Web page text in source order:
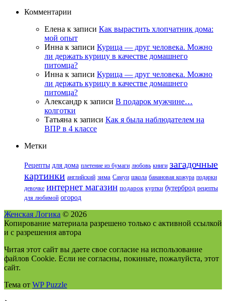
Комментарии
Елена к записи Как вырастить хлопчатник дома:
мой опыт
Инна к записи Курица — друг человека. Можно
ли держать курицу в качестве домашнего
питомца?
Инна к записи Курица — друг человека. Можно
ли держать курицу в качестве домашнего
питомца?
Александр к записи В подарок мужчине…
колготки
Татьяна к записи Как я была наблюдателем на
ВПР в 4 классе
Метки
Рецепты для дома плетение из бумаги любовь книги загадочные
картинки английский зима Самуи школа банановая кожура подарки
девочке интернет магазин подарок куртки бутерброд рецепты
для любимой огород
Женская Логика © 2026
Копирование материала разрешено только с активной ссылкой
и с разрешения автора
Читая этот сайт вы даете свое согласие на использование
файлов Cookie. Если не согласны, покиньте, пожалуйста, этот
сайт.
Тема от WP Puzzle